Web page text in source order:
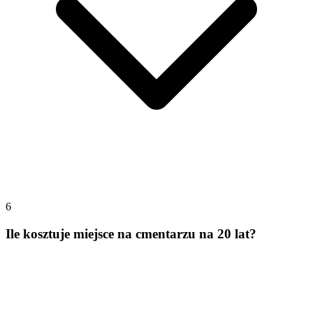
6
Ile kosztuje miejsce na cmentarzu na 20 lat?